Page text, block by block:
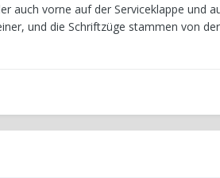
auch vorne auf der Serviceklappe und
und die Schriftzüge stammen von der